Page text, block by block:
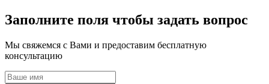
Заполните поля чтобы задать вопрос
Мы свяжемся с Вами и предоставим бесплатную
консультацию